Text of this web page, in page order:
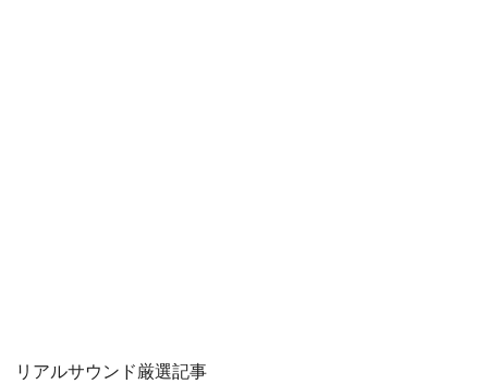
リアルサウンド厳選記事